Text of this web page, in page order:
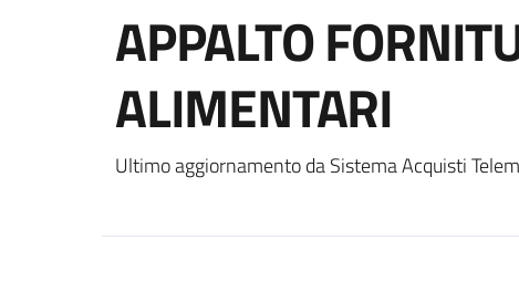
APPALTO
ALIMENTARI
Ultimo aggiornamento da Sistema Acquisti